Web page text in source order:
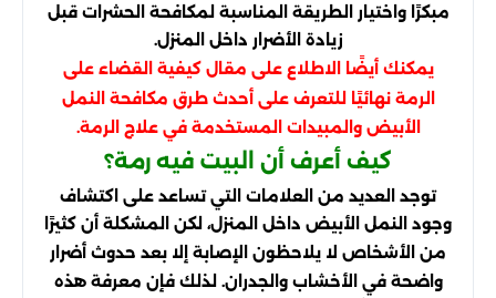
مبكرًا واختيار الطريقة المناسبة لمكافحة الحشرات قبل
زيادة الأضرار داخل المنزل.
يمكنك أيضًا الاطلاع على مقالكيفية القضاء على
الرمة نهائيًا للتعرف على أحدث طرق مكافحة النمل
الأبيض والمبيدات المستخدمة في علاج الرمة.
كيف أعرف أن البيت فيه رمة؟
توجد العديد من العلامات التي تساعد على اكتشاف
وجود النمل الأبيض داخل المنزل، لكن المشكلة أن كثيرًا
من الأشخاص لا يلاحظون الإصابة إلا بعد حدوث أضرار
واضحة في الأخشاب والجدران. لذلك فإن معرفة هذه